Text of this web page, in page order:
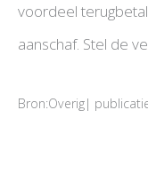
voordeel
aanschaf. Stel de
Bron:Overig|